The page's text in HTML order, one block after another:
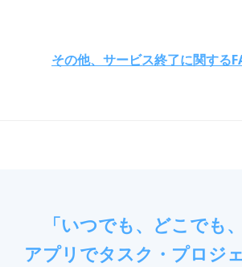
その他、サービス終了に関する
「いつでも、どこでも
アプリでタスク・プロジ